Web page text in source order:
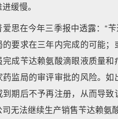
缓慢。
爱思在今年三季报中透露：“
的要求在三年内完成的可能
完成苄达赖氨酸滴眼液质量
药监局的审评审批的风险。
到期后不予再注册，从而导致
司无法继续生产销售苄达赖氨